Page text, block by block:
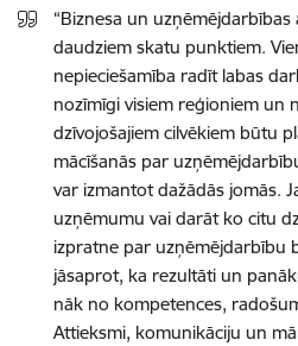
“Biznesa un
daudziem skatu punktiem.
nepieciešamība radīt labas
nozīmīgi visiem reģioniem un
dzīvojošajiem cilvēkiem būtu
mācīšanās par
var izmantot dažādās jomās.
uzņēmumu vai darāt ko citu
izpratne par uzņēmējdarbību
jāsaprot, ka rezultāti un
nāk no kompetences,
Attieksmi, komunikāciju un